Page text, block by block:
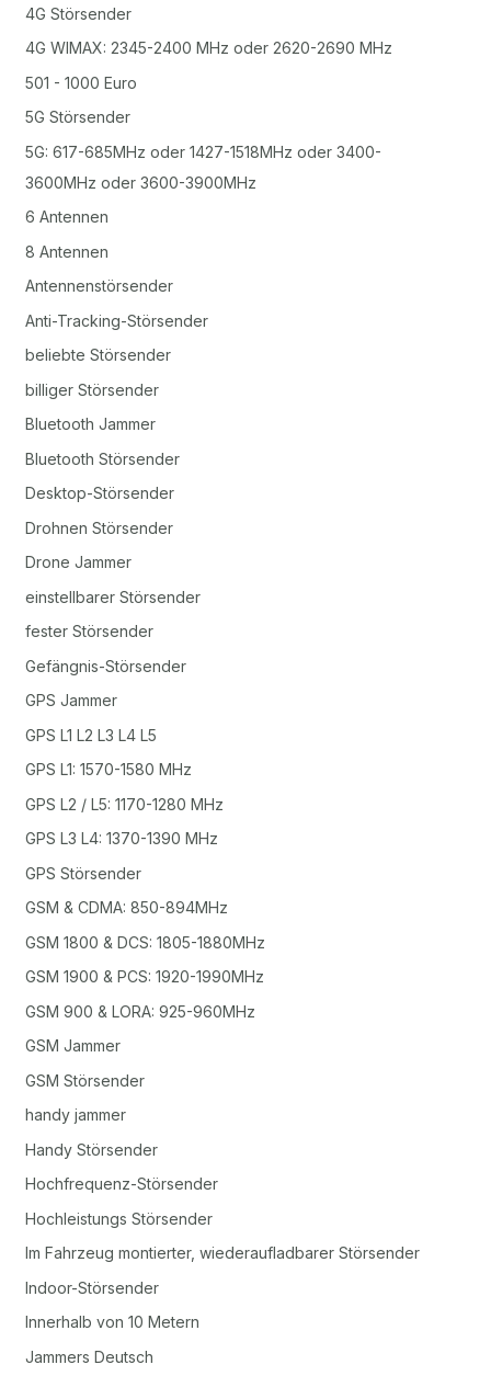
4G Störsender
4G WIMAX: 2345-2400 MHz oder 2620-2690 MHz
501 - 1000 Euro
5G Störsender
5G: 617-685MHz oder 1427-1518MHz oder 3400-
3600MHz oder 3600-3900MHz
6 Antennen
8 Antennen
Antennenstörsender
Anti-Tracking-Störsender
beliebte Störsender
billiger Störsender
Bluetooth Jammer
Bluetooth Störsender
Desktop-Störsender
Drohnen Störsender
Drone Jammer
einstellbarer Störsender
fester Störsender
Gefängnis-Störsender
GPS Jammer
GPS L1 L2 L3 L4 L5
GPS L1: 1570-1580 MHz
GPS L2 / L5: 1170-1280 MHz
GPS L3 L4: 1370-1390 MHz
GPS Störsender
GSM & CDMA: 850-894MHz
GSM 1800 & DCS: 1805-1880MHz
GSM 1900 & PCS: 1920-1990MHz
GSM 900 & LORA: 925-960MHz
GSM Jammer
GSM Störsender
handy jammer
Handy Störsender
Hochfrequenz-Störsender
Hochleistungs Störsender
Im Fahrzeug montierter, wiederaufladbarer Störsender
Indoor-Störsender
Innerhalb von 10 Metern
Jammers Deutsch